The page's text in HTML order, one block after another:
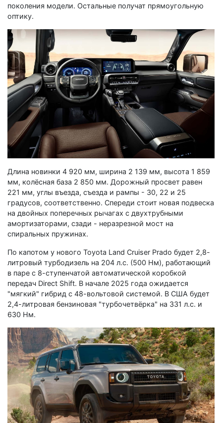
поколения модели. Остальные получат прямоугольную
оптику.
Длина новинки 4 920 мм, ширина 2 139 мм, высота 1 859
мм, колёсная база 2 850 мм. Дорожный просвет равен
221 мм, углы въезда, съезда и рампы - 30, 22 и 25
градусов, соответственно. Спереди стоит новая подвеска
на двойных поперечных рычагах с двухтрубными
амортизаторами, сзади - неразрезной мост на
спиральных пружинах.
По капотом у нового Toyota Land Cruiser Prado будет 2,8-
литровый турбодизель на 204 л.с. (500 Нм), работающий
в паре с 8-ступенчатой ​​автоматической коробкой
передач Direct Shift. В начале 2025 года ожидается
"мягкий" гибрид с 48-вольтовой системой. В США будет
2,4-литровая бензиновая "турбочетвёрка" на 331 л.с. и
630 Нм.